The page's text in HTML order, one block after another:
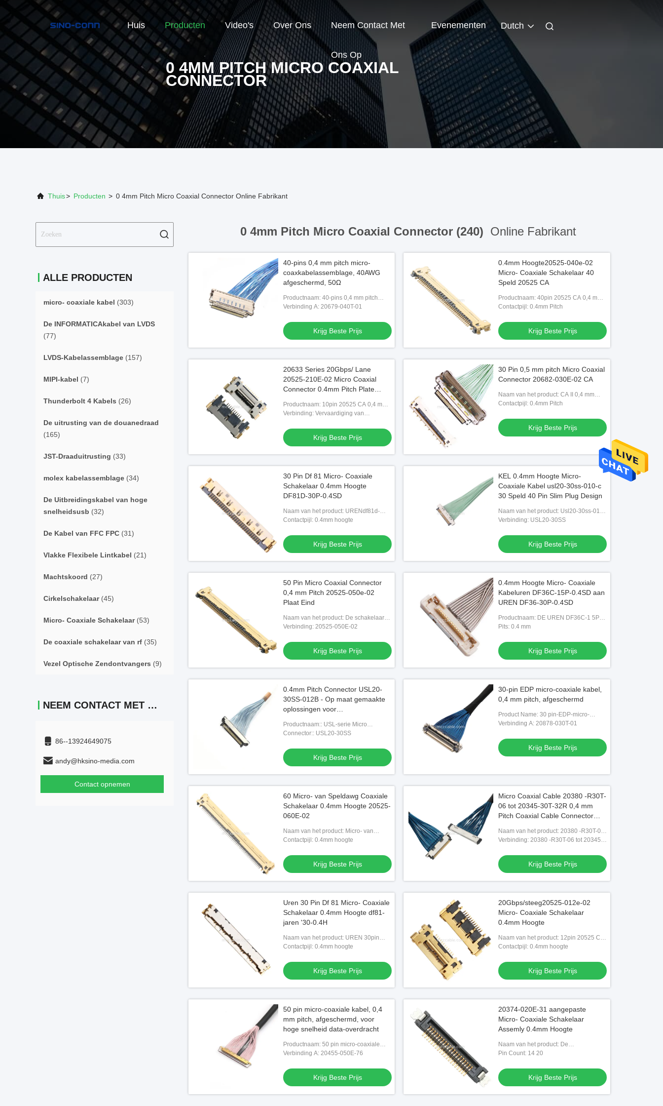
Huis Producten Video's Over Ons Neem Contact Met
Ons Op
Evenementen Dutch
0 4MM PITCH MICRO COAXIAL
CONNECTOR
Thuis> Producten > 0 4mm Pitch Micro Coaxial Connector Online Fabrikant
ALLE PRODUCTEN
micro- coaxiale kabel (303)
De INFORMATICAkabel van LVDS
(77)
LVDS-Kabelassemblage (157)
MIPI-kabel (7)
Thunderbolt 4 Kabels (26)
De uitrusting van de douanedraad
(165)
JST-Draaduitrusting (33)
molex kabelassemblage (34)
De Uitbreidingskabel van hoge
snelheidsusb (32)
De Kabel van FFC FPC (31)
Vlakke Flexibele Lintkabel (21)
Machtskoord (27)
Cirkelschakelaar(45)
Micro- Coaxiale Schakelaar(53)
De coaxiale schakelaar van rf (35)
Vezel Optische Zendontvangers (9)
NEEM CONTACT MET ONS OP
86--13924649075
andy@hksino-media.com
Contact opnemen
0 4mm Pitch Micro Coaxial Connector (240) Online Fabrikant
40-pins 0,4 mm pitch micro-
coaxkabelassemblage, 40AWG
afgeschermd, 50Ω
Productnaam: 40-pins 0,4 mm pitch
micro-coaxkabelassemblage
Verbinding A: 20679-040T-01
Krijg Beste Prijs
0.4mm Hoogte20525-040e-02
Micro- Coaxiale Schakelaar 40
Speld 20525 CA
Productnaam: 40pin 20525 CA 0,4 mm
pitch 20525-040E-02 micro coaxiale
Contactpijl: 0.4mm Pitch
Krijg Beste Prijs
20633 Series 20Gbps/ Lane
20525-210E-02 Micro Coaxial
Connector 0.4mm Pitch Plate
Productnaam: 10pin 20525 CA 0,4 mm
pitch 20525-210E-02 micro coaxiale
Verbinding: Vervaardiging van
Krijg Beste Prijs
30 Pin 0,5 mm pitch Micro Coaxial
Connector 20682-030E-02 CA
Naam van het product: CA II 0,4 mm
pitch 20682-030E-02 Micro coaxiale
Contactpijl: 0.4mm Pitch
Krijg Beste Prijs
30 Pin Df 81 Micro- Coaxiale
Schakelaar 0.4mm Hoogte
DF81D-30P-0.4SD
Naam van het product: URENdf81d-
30p-0.4sd Schakelaar
Contactpijl: 0.4mm hoogte
Krijg Beste Prijs
KEL 0.4mm Hoogte Micro-
Coaxiale Kabel usl20-30ss-010-c
30 Speld 40 Pin Slim Plug Design
Naam van het product: Usl20-30ss-010-
c
Verbinding: USL20-30SS
Krijg Beste Prijs
50 Pin Micro Coaxial Connector
0,4 mm Pitch 20525-050e-02
Plaat Eind
Naam van het product: De schakelaar
van het de Plaateind van ®-CA 20525-
Verbinding: 20525-050E-02
Krijg Beste Prijs
0.4mm Hoogte Micro- Coaxiale
Kabeluren DF36C-15P-0.4SD aan
UREN DF36-30P-0.4SD
Productnaam: DE UREN DF36C-1 5P-
0.4SD-UREN DF36-30P-0 VAN 0.4PIN
Camera
Pits: 0.4 mm
Krijg Beste Prijs
0.4mm Pitch Connector USL20-
30SS-012B - Op maat gemaakte
oplossingen voor
Productnaam:: USL-serie Micro
coaxkabel Kel USL20-30SS IDC-kabel
Connector:: USL20-30SS
Krijg Beste Prijs
30-pin EDP micro-coaxiale kabel,
0,4 mm pitch, afgeschermd
Product Name: 30 pin-EDP-micro-
coaxiale kabelVerbinding A: 20878-030T-01
Krijg Beste Prijs
60 Micro- van Speldawg Coaxiale
Schakelaar 0.4mm Hoogte 20525-
060E-02
Naam van het product: Micro- van
20525-060E-02 coaxiale schakelaar
Contactpijl: 0.4mm hoogte
Krijg Beste Prijs
Micro Coaxial Cable 20380 -R30T-
06 tot 20345-30T-32R 0,4 mm
Pitch Coaxial Cable Connector
Naam van het product: 20380 -R30T-06
tot 20345-30T-32R
Verbinding: 20380 -R30T-06 tot 20345-
Krijg Beste Prijs
Uren 30 Pin Df 81 Micro- Coaxiale
Schakelaar 0.4mm Hoogte df81-
jaren '30-0.4H
Naam van het product: UREN 30pin
df81 0,4 mm-hoogte df81-jaren '30-0.4H
Contactpijl: 0.4mm hoogte
Krijg Beste Prijs
20Gbps/steeg20525-012e-02
Micro- Coaxiale Schakelaar
0.4mm Hoogte
Naam van het product: 12pin 20525 CA
0,4 mm-hoogte20525-012e-02 micro-
Contactpijl: 0.4mm hoogte
Krijg Beste Prijs
50 pin micro-coaxiale kabel, 0,4
mm pitch, afgeschermd, voor
hoge snelheid data-overdracht
Productnaam: 50 pin micro-coaxiale
kabel
Verbinding A: 20455-050E-76
Krijg Beste Prijs
20374-020E-31 aangepaste
Micro- Coaxiale Schakelaar
Assemly 0.4mm Hoogte
Naam van het product: De
Schakelaarassemblage van 20374-
Pin Count: 14 20
Krijg Beste Prijs